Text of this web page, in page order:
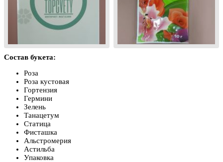
Состав букета:
Роза
Роза кустовая
Гортензия
Гермини
Зелень
Танацетум
Статица
Фисташка
Альстромерия
Астильба
Упаковка